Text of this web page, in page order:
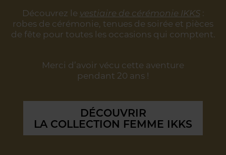
Découvrez le vestiaire de cérémonie IKKS:
robes de cérémonie, tenues de soirée et pièces
de fête pour toutes les occasions qui comptent.
Merci d’avoir vécu cette aventure
pendant 20 ans !
DÉCOUVRIR
LA COLLECTION FEMME IKKS